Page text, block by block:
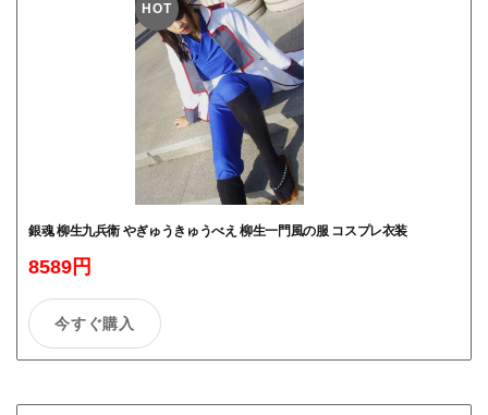
HOT
銀魂 柳生九兵衛 やぎゅうきゅうべえ 柳生一門風の服 コスプレ衣装
8589円
今すぐ購入